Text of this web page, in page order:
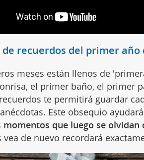
de recuerdos del primer
meses están llenos de
el primer baño, el primer
te permitirá guardar
Este obsequio
momentos que luego se olvidan
vea de nuevo recordará